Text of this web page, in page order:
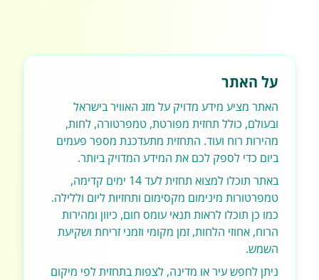
על האתר
האתר מציע מידע מדויק על מזג האוויר בישראל
ובעולם, כולל תחזית מפורטת, טמפרטורה, לחות,
מהירות רוח ועוד. התחזית מתעדכנת מספר פעמים
ביום כדי לספק לכם את המידע המדויק ביותר.
באתר תוכלו למצוא תחזית לעד 14 ימים קדימה,
טמפרטורות מינימום מקסימום ותחזיות ליום וללילה.
כמו כן תוכלו לראות תנאי עומס חום, כיוון ומהירות
הרוח, אחוזי הלחות, זמן מקומי וזמני זריחת ושקיעת
השמש.
ניתן לחפש עיר או מדינה, לצפות בתחזית לפי מיקום